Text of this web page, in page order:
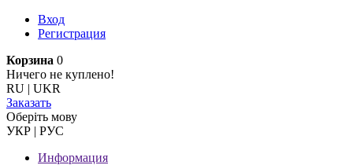
Вход
Регистрация
Корзина 0
Ничего не куплено!
RU | UKR
Заказать
Оберiть мову
УКР | РУС
Информация